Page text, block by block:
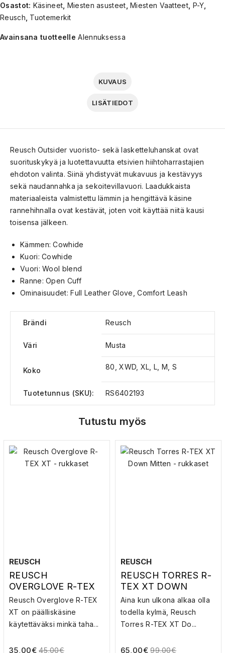
Osastot: Käsineet, Miesten asusteet, Miesten Vaatteet, P-Y,
Reusch, Tuotemerkit
Avainsana tuotteelleAlennuksessa
KUVAUS
LISÄTIEDOT
Reusch Outsider vuoristo- sekä lasketteluhanskat ovat
suorituskykyä ja luotettavuutta etsivien hiihtoharrastajien
ehdoton valinta. Siinä yhdistyvät mukavuus ja kestävyys
sekä naudannahka ja sekoitevillavuori. Laadukkaista
materiaaleista valmistettu lämmin ja hengittävä käsine
rannehihnalla ovat kestävät, joten voit käyttää niitä kausi
toisensa jälkeen.
Kämmen: Cowhide
Kuori: Cowhide
Vuori: Wool blend
Ranne: Open Cuff
Ominaisuudet: Full Leather Glove, Comfort Leash
Brändi Reusch
Väri Musta
Koko 80, XWD, XL, L, M, S
Tuotetunnus (SKU): RS6402193
Tutustu myös
REUSCH
REUSCH
OVERGLOVE R-TEX
XT – RUKKASET
Reusch Overglove R-TEX
XT on päälliskäsine
käytettäväksi minkä taha...
35,00€ 45,00€
REUSCH
REUSCH TORRES R-
TEX XT DOWN
MITTEN –
RUKKASET
Aina kun ulkona alkaa olla
todella kylmä, Reusch
Torres R-TEX XT Do...
65,00€ 99,00€